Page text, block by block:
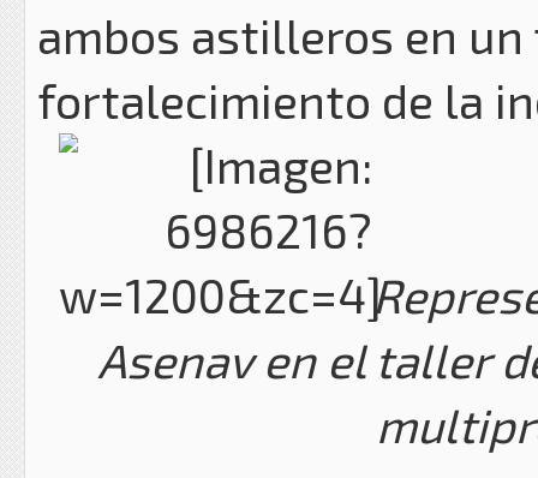
ambos astilleros en
fortalecimiento de la
Asenav en el taller